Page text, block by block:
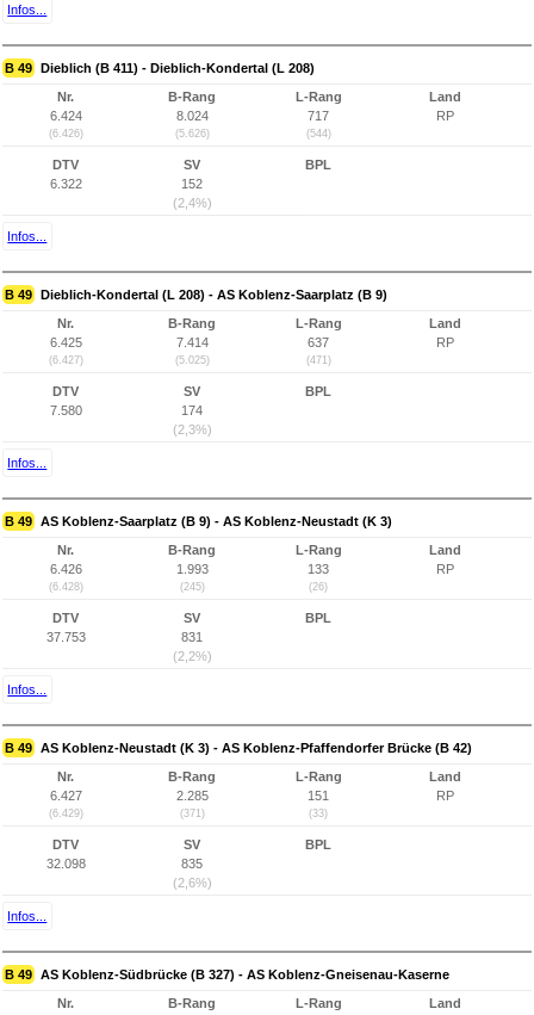
Infos...
B 49 Dieblich (B 411) - Dieblich-Kondertal (L 208)
Nr.
6.424
(6.426)
B-Rang
8.024
(5.626)
L-Rang
717
(544)
Land
RP
DTV
6.322
SV
152
(2,4%)
BPL
Infos...
B 49 Dieblich-Kondertal (L 208) - AS Koblenz-Saarplatz (B 9)
Nr.
6.425
(6.427)
B-Rang
7.414
(5.025)
L-Rang
637
(471)
Land
RP
DTV
7.580
SV
174
(2,3%)
BPL
Infos...
B 49 AS Koblenz-Saarplatz (B 9) - AS Koblenz-Neustadt (K 3)
Nr.
6.426
(6.428)
B-Rang
1.993
(245)
L-Rang
133
(26)
Land
RP
DTV
37.753
SV
831
(2,2%)
BPL
Infos...
B 49 AS Koblenz-Neustadt (K 3) - AS Koblenz-Pfaffendorfer Brücke (B 42)
Nr.
6.427
(6.429)
B-Rang
2.285
(371)
L-Rang
151
(33)
Land
RP
DTV
32.098
SV
835
(2,6%)
BPL
Infos...
B 49 AS Koblenz-Südbrücke (B 327) - AS Koblenz-Gneisenau-Kaserne
Nr. B-Rang L-Rang Land